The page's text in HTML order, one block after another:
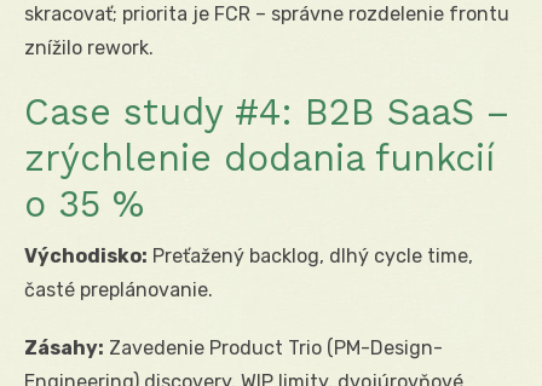
skracovať; priorita je FCR – správne rozdelenie frontu
znížilo rework.
Case study #4: B2B SaaS –
zrýchlenie dodania funkcií
o 35 %
Východisko: Preťažený backlog, dlhý cycle time,
časté preplánovanie.
Zásahy: Zavedenie Product Trio (PM-Design-
Engineering) discovery, WIP limity, dvojúrovňové